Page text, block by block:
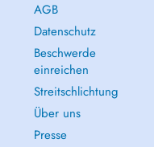
AGB
Datenschutz
Beschwerde
einreichen
Streitschlichtung
Über uns
Presse